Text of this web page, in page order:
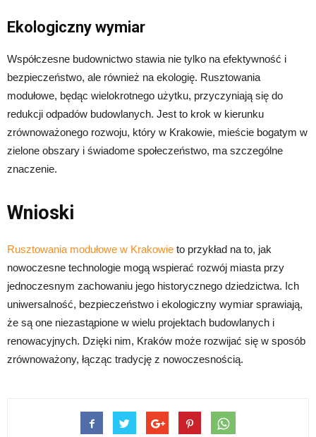
Ekologiczny wymiar
Współczesne budownictwo stawia nie tylko na efektywność i
bezpieczeństwo, ale również na ekologię. Rusztowania
modułowe, będąc wielokrotnego użytku, przyczyniają się do
redukcji odpadów budowlanych. Jest to krok w kierunku
zrównoważonego rozwoju, który w Krakowie, mieście bogatym w
zielone obszary i świadome społeczeństwo, ma szczególne
znaczenie.
Wnioski
Rusztowania modułowe w Krakowie to przykład na to, jak
nowoczesne technologie mogą wspierać rozwój miasta przy
jednoczesnym zachowaniu jego historycznego dziedzictwa. Ich
uniwersalność, bezpieczeństwo i ekologiczny wymiar sprawiają,
że są one niezastąpione w wielu projektach budowlanych i
renowacyjnych. Dzięki nim, Kraków może rozwijać się w sposób
zrównoważony, łącząc tradycję z nowoczesnością.